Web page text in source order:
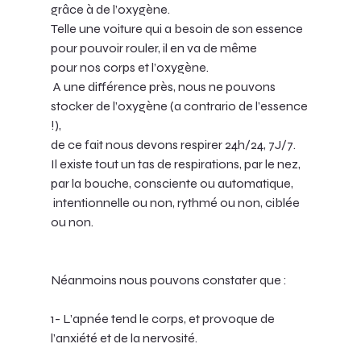
grâce à de l’oxygène.
Telle une voiture qui a besoin de son essence
pour pouvoir rouler, il en va de même
pour nos corps et l’oxygène.
A une différence près, nous ne pouvons
stocker de l’oxygène (a contrario de l’essence
!),
de ce fait nous devons respirer 24h/24, 7J/7.
Il existe tout un tas de respirations, par le nez,
par la bouche, consciente ou automatique,
intentionnelle ou non, rythmé ou non, ciblée
ou non.
Néanmoins nous pouvons constater que :
1- L’apnée tend le corps, et provoque de
l’anxiété et de la nervosité.